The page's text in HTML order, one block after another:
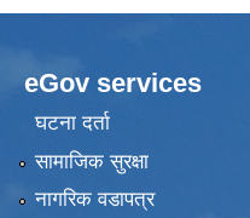
eGov services
घटना दर्ता
सामाजिक सुरक्षा
नागरिक वडापत्र